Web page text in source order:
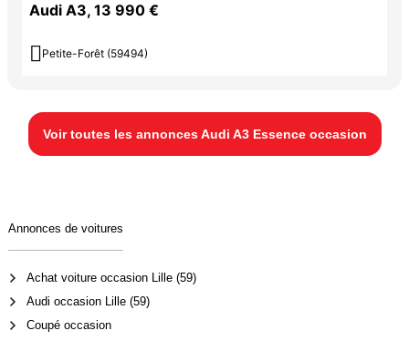
Audi A3, 13 990 €
 Petite-Forêt (59494)
Voir toutes les annonces Audi A3 Essence occasion
Annonces de voitures
Achat voiture occasion Lille (59)
Audi occasion Lille (59)
Coupé occasion